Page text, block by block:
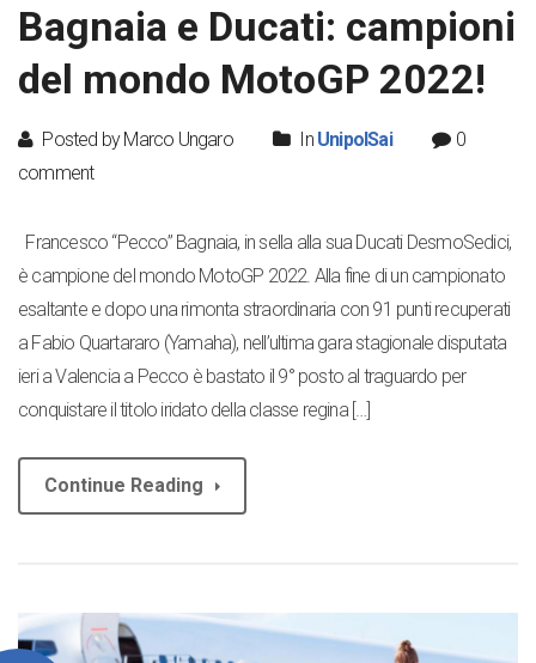
Bagnaia e Ducati: campioni
del mondo MotoGP 2022!
Posted by Marco Ungaro In UnipolSai
0
comment
Francesco “Pecco” Bagnaia, in sella alla sua Ducati DesmoSedici,
è campione del mondo MotoGP 2022. Alla fine di un campionato
esaltante e dopo una rimonta straordinaria con 91 punti recuperati
a Fabio Quartararo (Yamaha), nell’ultima gara stagionale disputata
ieri a Valencia a Pecco è bastato il 9° posto al traguardo per
conquistare il titolo iridato della classe regina […]
Continue Reading